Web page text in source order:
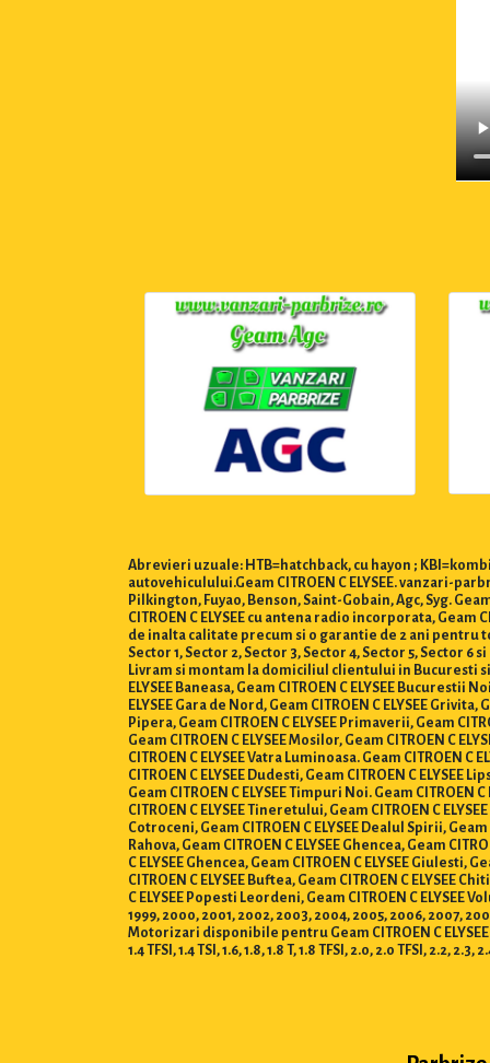
Abrevieri uzuale: HTB=hatchback, cu hayon ;
autovehiculului.Geam CITROEN C ELYSEE. vanzari-
Pilkington, Fuyao, Benson, Saint-Gobain, Agc, Syg. Geam
CITROEN C ELYSEE cu antena radio incorporata,
de inalta calitate precum si o garantie de 2 ani pentru
Sector 1, Sector 2, Sector 3, Sector 4, Sector 5, Sector 6 si
Livram si montam la domiciliul clientului in Bucuresti si
ELYSEE Baneasa, Geam CITROEN C ELYSEE Bucurestii
ELYSEE Gara de Nord, Geam CITROEN C ELYSEE Grivita,
Pipera, Geam CITROEN C ELYSEE Primaverii, Geam
Geam CITROEN C ELYSEE Mosilor, Geam CITROEN C
CITROEN C ELYSEE Vatra Luminoasa. Geam CITROEN C
CITROEN C ELYSEE Dudesti, Geam CITROEN C ELYSEE
Geam CITROEN C ELYSEE Timpuri Noi. Geam CITROEN
CITROEN C ELYSEE Tineretului, Geam CITROEN C
Cotroceni, Geam CITROEN C ELYSEE Dealul Spirii, Geam
Rahova, Geam CITROEN C ELYSEE Ghencea, Geam
C ELYSEE Ghencea, Geam CITROEN C ELYSEE Giulesti,
CITROEN C ELYSEE Buftea, Geam CITROEN C ELYSEE
C ELYSEE Popesti Leordeni, Geam CITROEN C ELYSEE
1999, 2000, 2001, 2002, 2003, 2004, 2005, 2006, 2007,
Motorizari disponibile pentru Geam CITROEN C ELYSEE :
1.4 TFSI, 1.4 TSI, 1.6, 1.8, 1.8 T, 1.8 TFSI, 2.0, 2.0 TFSI, 2.2,